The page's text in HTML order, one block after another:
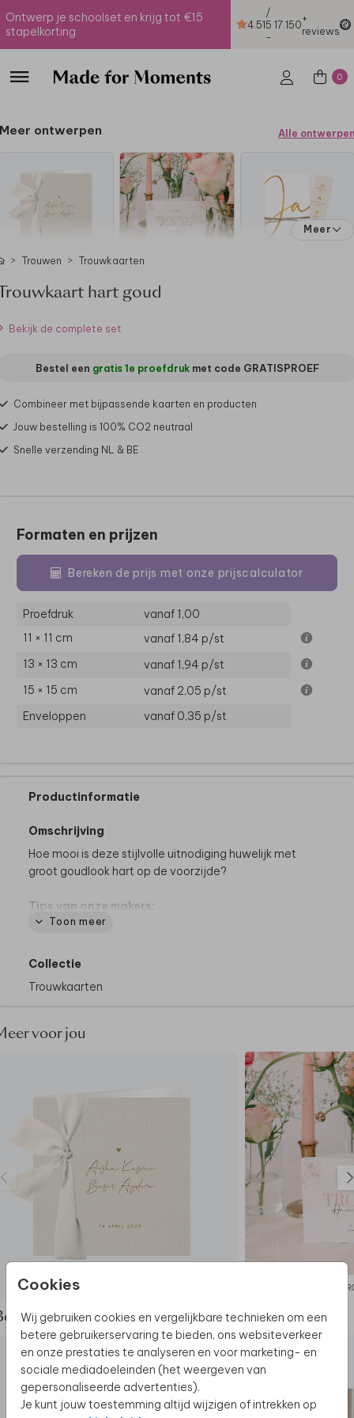
Ontwerp je schoolset en krijg tot €15
stapelkorting
4.51
/
5
-
17.150+
reviews
0
Cookies
Wij gebruiken cookies en vergelijkbare technieken om een
betere gebruikerservaring te bieden, ons websiteverkeer
en onze prestaties te analyseren en voor marketing- en
sociale mediadoeleinden (het weergeven van
gepersonaliseerde advertenties).
Je kunt jouw toestemming altijd wijzigen of intrekken op
Meer ontwerpen Alle ontwerpen
Meer
Trouwen Trouwkaarten
hart goud
Bekijk de complete set
Bestel een gratis 1e proefdrukmet code GRATISPROEF
Combineer met bijpassende kaarten en producten
Jouw bestelling is 100% CO2 neutraal
Snelle verzending NL & BE
Formaten en prijzen
Bereken de prijs met onze prijscalculator
Proefdruk
vanaf 1,00
11 × 11 cm
vanaf 1,84 p/st
13 × 13 cm
vanaf 1,94 p/st
15 × 15 cm
vanaf 2,05 p/st
Enveloppen
vanaf 0,35 p/st
Productinformatie
Omschrijving
Hoe mooi is deze stijlvolle uitnodiging huwelijk met
groot goudlook hart op de voorzijde?
Tips van onze makers:
• Maak altijd een proefdruk.
de kaart een luxe uitstraling.
bestellen?
Neem dan
een complete
set in deze stijl.
Toon meer
Collectie
Trouwkaarten
voor jou
de complete set